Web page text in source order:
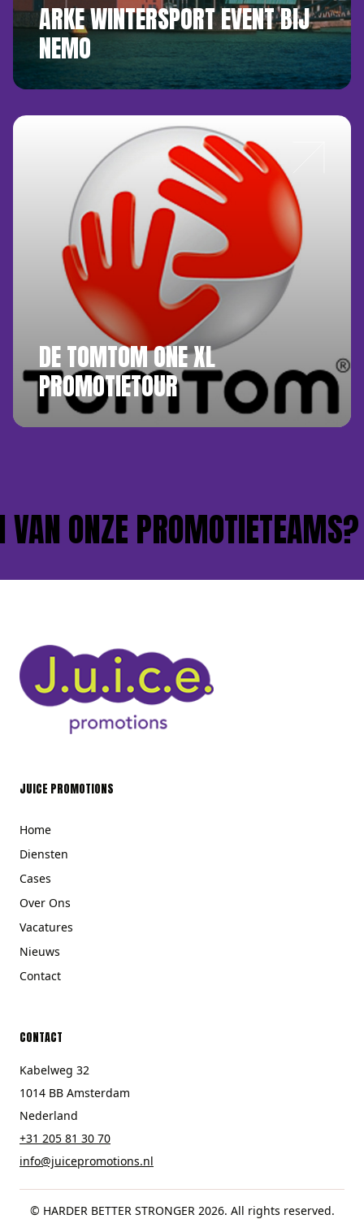
ARKE WINTERSPORT EVENT BIJ
NEMO
DE TOMTOM ONE XL
PROMOTIETOUR
ONZE PROMOTIETEAMS?
JUICE PROMOTIONS
Home
Diensten
Cases
Over Ons
Vacatures
Nieuws
Contact
CONTACT
Kabelweg 32
1014 BB Amsterdam
Nederland
+31 205 81 30 70
info@juicepromotions.nl
© HARDER BETTER STRONGER 2026. All rights reserved.